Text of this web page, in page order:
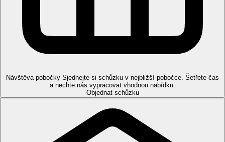
případě obsazenosti 2+2 sdílí druhé dítě lůžko s rodiči.
Pláž
Privátní písečná pláž Jumeirah s pozvolným vstupem do moře u
slunečníky zdarma.
snídaně formou bufetu v hlavní hotelové restauraci
Hartisan
Návštěva pobočky Sjednejte si schůzku v nejbližší pobočce. Šetřete čas
a nechte nás vypracovat vhodnou nabídku.
Objednat schůzku